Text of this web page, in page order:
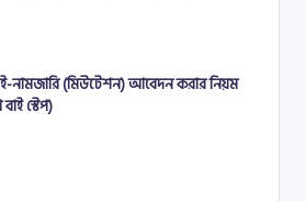
নামজারি (মিউটেশন) আবেদন করার নিয়ম
স্টেপ)